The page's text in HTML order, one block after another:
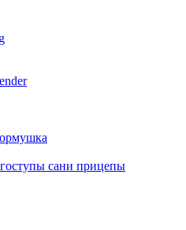
сани прицепы